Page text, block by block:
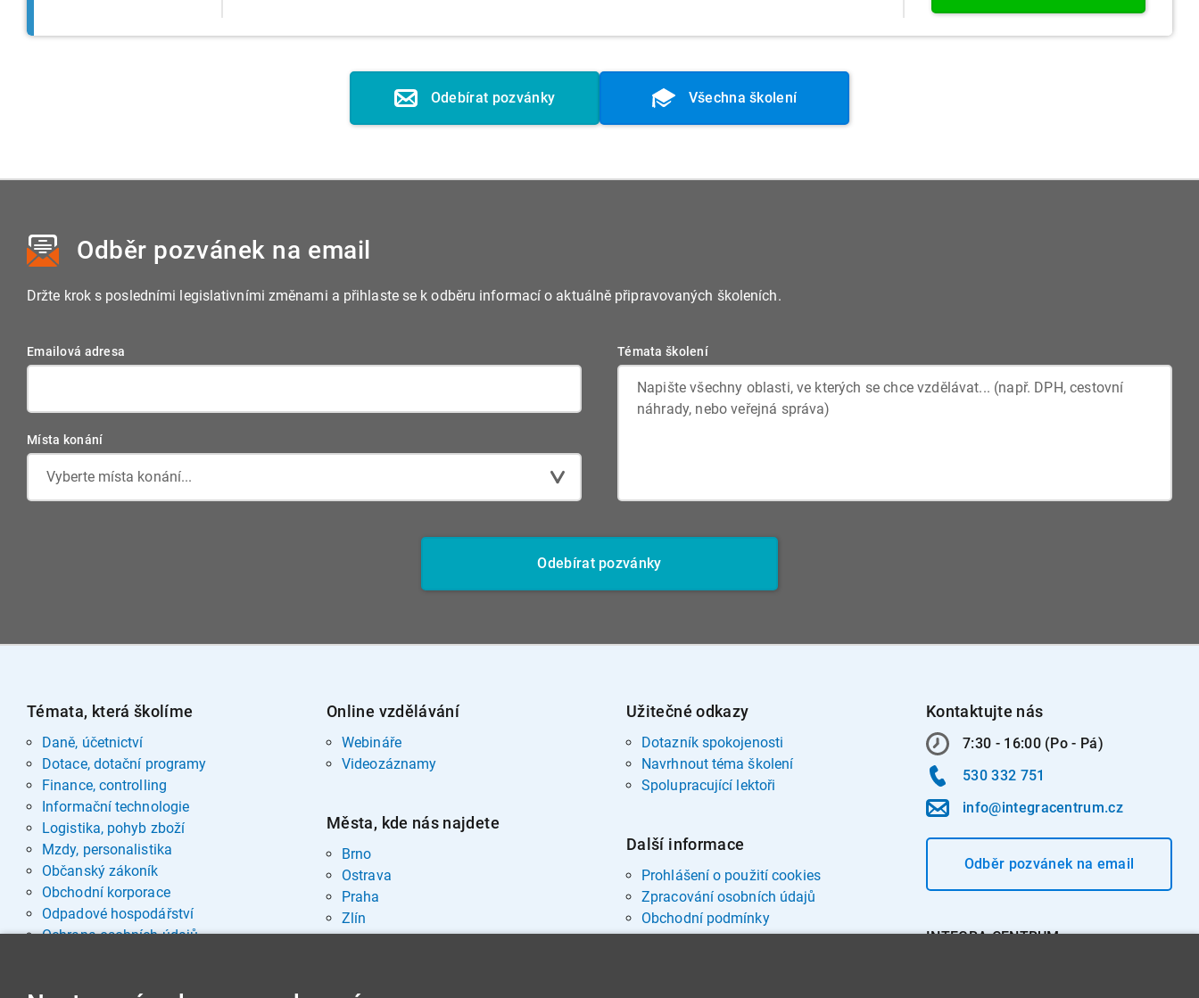
Odebírat pozvánky Všechna školení
Odběr pozvánek na email
Držte krok s posledními legislativními změnami a přihlaste se k odběru informací o aktuálně připravovaných školeních.
Emailová adresa
Místa konání
Vyberte místa konání...
Témata školení
Odebírat pozvánky
Témata, která školíme
Daně, účetnictví
Dotace, dotační programy
Finance, controlling
Informační technologie
Logistika, pohyb zboží
Mzdy, personalistika
Občanský zákoník
Obchodní korporace
Odpadové hospodářství
Ochrana osobních údajů
Online vzdělávání
Webináře
Videozáznamy
Města, kde nás najdete
Brno
Ostrava
Praha
Zlín
Užitečné odkazy
Dotazník spokojenosti
Navrhnout téma školení
Spolupracující lektoři
Další informace
Prohlášení o použití cookies
Zpracování osobních údajů
Obchodní podmínky
Kontaktujte nás
7:30 - 16:00 (Po - Pá)
530 332 751
info@integracentrum.cz
Odběr pozvánekna email
INTEGRA CENTRUM s.r.o.